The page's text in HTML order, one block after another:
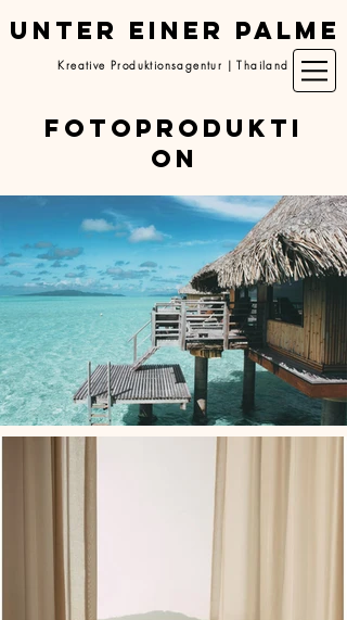
UNTER EINER PALME
Kreative Produktionsagentur | Thailand
Fotoprodukti
on